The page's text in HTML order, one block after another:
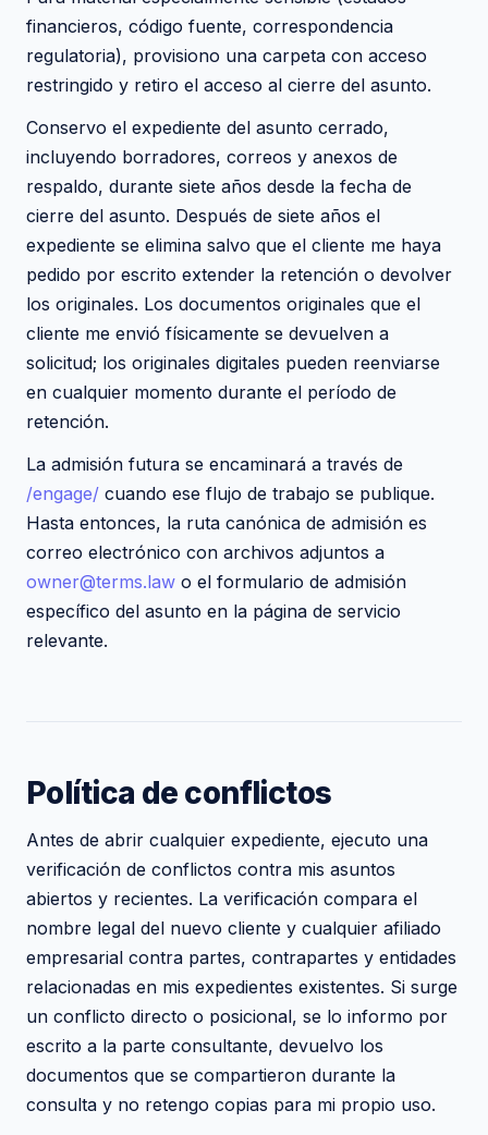
financieros, código fuente, correspondencia
regulatoria), provisiono una carpeta con acceso
restringido y retiro el acceso al cierre del asunto.
Conservo el expediente del asunto cerrado,
incluyendo borradores, correos y anexos de
respaldo, durante siete años desde la fecha de
cierre del asunto. Después de siete años el
expediente se elimina salvo que el cliente me haya
pedido por escrito extender la retención o devolver
los originales. Los documentos originales que el
cliente me envió físicamente se devuelven a
solicitud; los originales digitales pueden reenviarse
en cualquier momento durante el período de
retención.
La admisión futura se encaminará a través de
/engage/ cuando ese flujo de trabajo se publique.
Hasta entonces, la ruta canónica de admisión es
correo electrónico con archivos adjuntos a
owner@terms.law o el formulario de admisión
específico del asunto en la página de servicio
relevante.
Política de conflictos
Antes de abrir cualquier expediente, ejecuto una
verificación de conflictos contra mis asuntos
abiertos y recientes. La verificación compara el
nombre legal del nuevo cliente y cualquier afiliado
empresarial contra partes, contrapartes y entidades
relacionadas en mis expedientes existentes. Si surge
un conflicto directo o posicional, se lo informo por
escrito a la parte consultante, devuelvo los
documentos que se compartieron durante la
consulta y no retengo copias para mi propio uso.